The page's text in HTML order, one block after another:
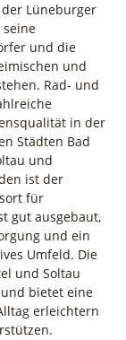
Lüneburger
und die
und
Rad- und
in der
Städten Bad
und
ist der
für
gut ausgebaut,
und ein
Umfeld. Die
und Soltau
bietet eine
erleichtern